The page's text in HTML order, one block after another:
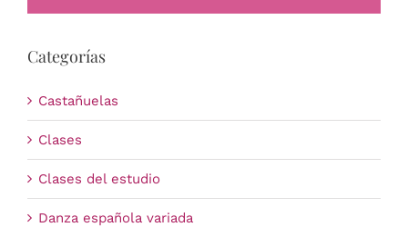
Estudio
Carrito
Categorías
Castañuelas
Clases
Clases del estudio
Danza española variada